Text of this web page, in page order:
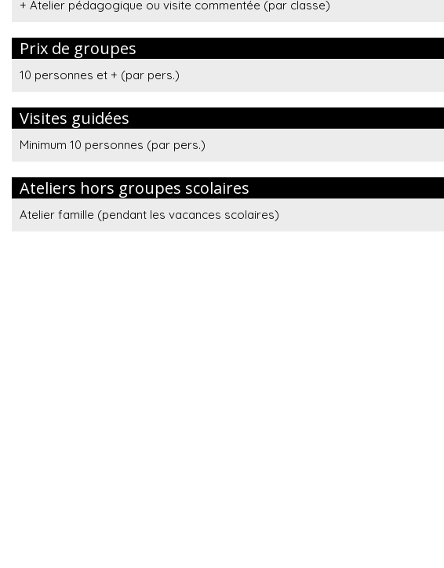
+ Atelier pédagogique ou visite commentée (par classe)
Prix de groupes
10 personnes et + (par pers.)
Visites guidées
Minimum 10 personnes (par pers.)
Ateliers hors groupes scolaires
Atelier famille (pendant les vacances scolaires)